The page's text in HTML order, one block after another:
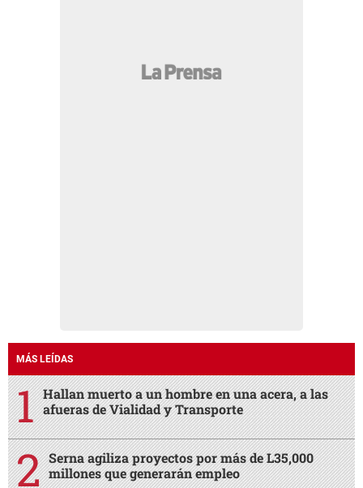
MÁS LEÍDAS
Hallan muerto a un hombre en una acera, a las
afueras de Vialidad y Transporte
Serna agiliza proyectos por más de L35,000
millones que generarán empleo